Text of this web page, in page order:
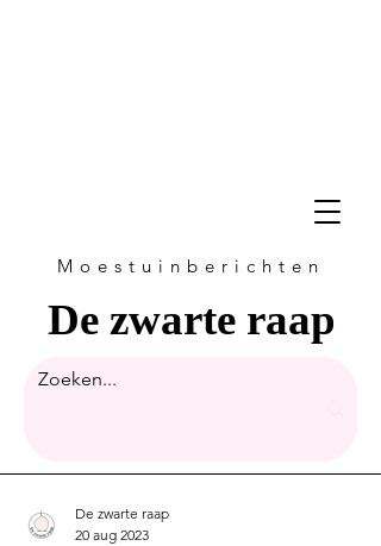
Moestuinberichten
De zwarte raap
De zwarte raap
20 aug 2023